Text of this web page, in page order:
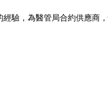
驗，為醫管局合約供應商